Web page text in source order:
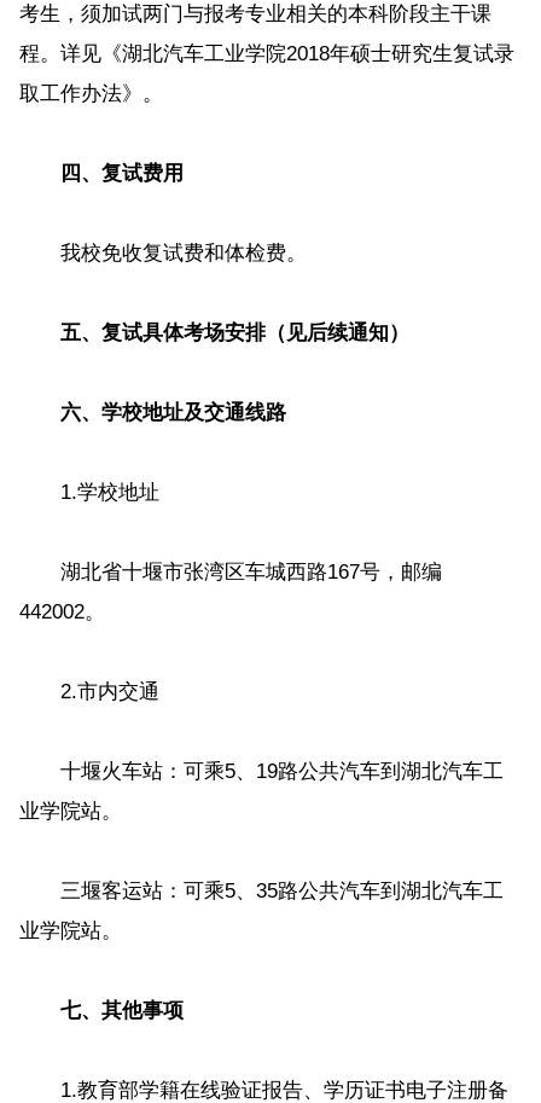
考生，须加试两门与报考专业相关的本科阶段主干课
程。详见《湖北汽车工业学院2018年硕士研究生复试录
取工作办法》。
四、复试费用
我校免收复试费和体检费。
五、复试具体考场安排（见后续通知）
六、学校地址及交通线路
1.学校地址
湖北省十堰市张湾区车城西路167号，邮编
442002。
2.市内交通
十堰火车站：可乘5、19路公共汽车到湖北汽车工
业学院站。
三堰客运站：可乘5、35路公共汽车到湖北汽车工
业学院站。
七、其他事项
1.教育部学籍在线验证报告、学历证书电子注册备